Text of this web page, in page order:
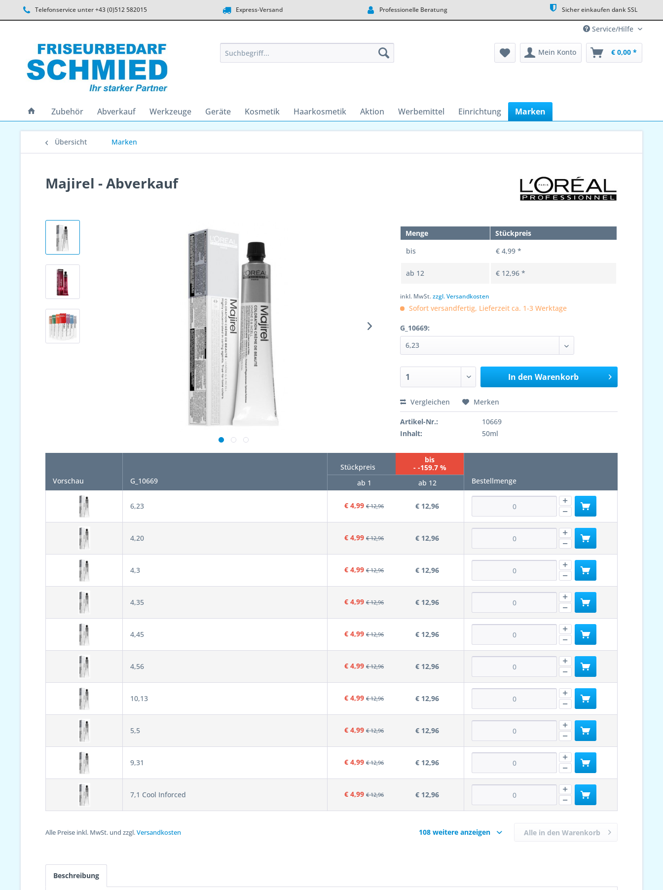
Telefonservice unter +43 (0)512 582015 Express-Versand Professionelle Beratung Sicher einkaufen dank SSL
Service/Hilfe
Mein Konto € 0,00 *
Zubehör Abverkauf Werkzeuge Geräte Kosmetik Haarkosmetik Aktion Werbemittel Einrichtung Marken
Übersicht Marken
Majirel - Abverkauf
Menge
Stückpreis
bis
€ 4,99 *
ab 12 € 12,96 *
inkl. MwSt.zzgl. Versandkosten
Sofort versandfertig, Lieferzeit ca. 1-3 Werktage
G_10669:
In den Warenkorb
Vergleichen Merken
Artikel-Nr.:
10669
Inhalt:
50ml
Vorschau G_10669
Stückpreis
bis
- -159.7 %
ab 1
ab 12 Bestellmenge
6,23 € 4,99 € 12,96 € 12,96
4,20 € 4,99 € 12,96 € 12,96
4,3 € 4,99 € 12,96 € 12,96
4,35 € 4,99 € 12,96 € 12,96
4,45 € 4,99 € 12,96 € 12,96
4,56 € 4,99 € 12,96 € 12,96
10,13 € 4,99 € 12,96 € 12,96
5,5 € 4,99 € 12,96 € 12,96
9,31 € 4,99 € 12,96 € 12,96
7,1 Cool Inforced € 4,99 € 12,96 € 12,96
Alle Preise inkl. MwSt. und zzgl.Versandkosten 108 weitere anzeigen Alle in den Warenkorb
Beschreibung